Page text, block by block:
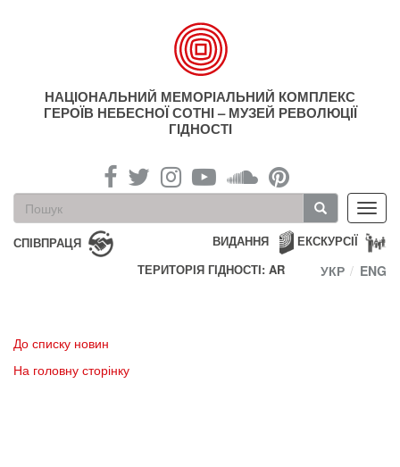
НАЦІОНАЛЬНИЙ МЕМОРІАЛЬНИЙ КОМПЛЕКС
ГЕРОЇВ НЕБЕСНОЇ СОТНІ – МУЗЕЙ РЕВОЛЮЦІЇ
ГІДНОСТІ
Пошукова
форма
Пошук
СПІВПРАЦЯ ЕКСКУРСІЇ
ВИДАННЯ
ТЕРИТОРІЯ ГІДНОСТІ: AR
УКР ENG
До списку новин
На головну сторінку